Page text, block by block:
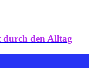
durch den Alltag